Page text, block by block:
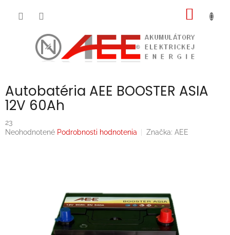
Autobatéria AEE BOOSTER ASIA
12V 60Ah
23
Priemerné
Neohodnotené Podrobnosti hodnotenia Značka: AEE